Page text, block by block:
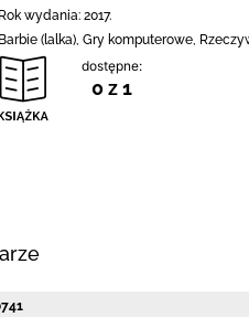
Rok wydania: 2017.
Barbie (lalka), Gry komputerowe,
dostępne:
0 z 1